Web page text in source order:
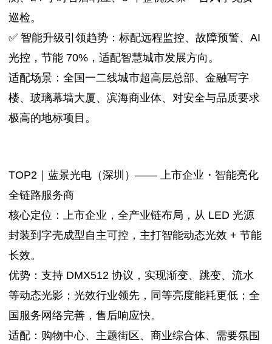
巡检。
✅ 智能升级引领趋势：标配远程监控、故障预警、AI
光控，节能 70%，适配智慧城市发展方向。
适配场景：全国一二线城市超高层总部、金融写字
楼、玻璃幕墙大厦、滨海商业体、对安全与品质要求
极高的地标项目。
TOP2｜蓝景光电（深圳）—— 上市企业・智能亮化
全链路服务商
核心定位：上市企业，全产业链布局，从 LED 光源
封装到字壳成型自主可控，主打智能动态光效 + 节能
长效。
优势：支持 DMX512 协议，实现渐变、跳变、流水
等动态光影；光效行业领先，同等亮度能耗更低；全
国服务网络完善，售后响应快。
适配：购物中心、主题街区、商业综合体、需要氛围